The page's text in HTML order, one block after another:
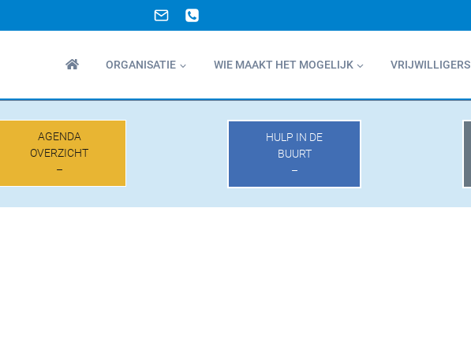
ORGANISATIE WIE MAAKT HET MOGELIJK VRIJWILLIGERS
AGENDA
OVERZICHT
–
HULP IN DE
BUURT
–